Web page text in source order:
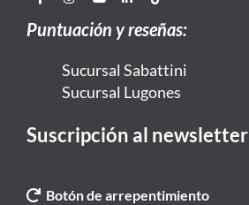
Puntuación y reseñas:
Sucursal Sabattini
Sucursal Lugones
Suscripción al newsletter
Botón de arrepentimiento